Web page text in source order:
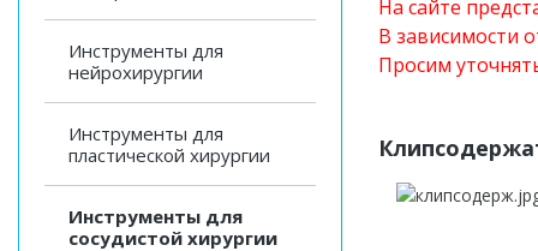
Инструменты для
нейрохирургии
Инструменты для
пластической хирургии
Инструменты для
сосудистой хирургии
На сайте
В зависимости
Просим